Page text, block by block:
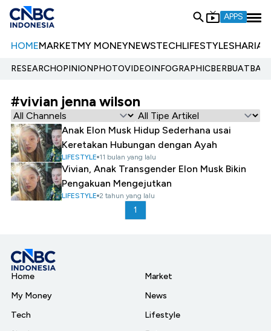
APPS
HOMEMARKETMY MONEYNEWSTECHLIFESTYLESHARIA
RESEARCHOPINIONPHOTOVIDEOINFOGRAPHIC
#vivian jenna wilson
Anak Elon Musk Hidup Sederhana usai
Keretakan Hubungan dengan Ayah
LIFESTYLE 11 bulan yang lalu
Vivian, Anak Transgender Elon Musk Bikin
Pengakuan Mengejutkan
LIFESTYLE 2 tahun yang lalu
1
Home
My Money
Tech
Market
News
Lifestyle